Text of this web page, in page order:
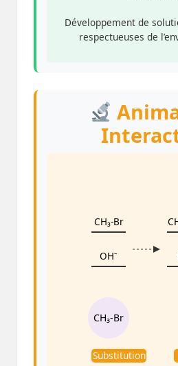
Développement de
respectueuses de
CH₃-Br
OH⁻
CH₃-Br
Substitution